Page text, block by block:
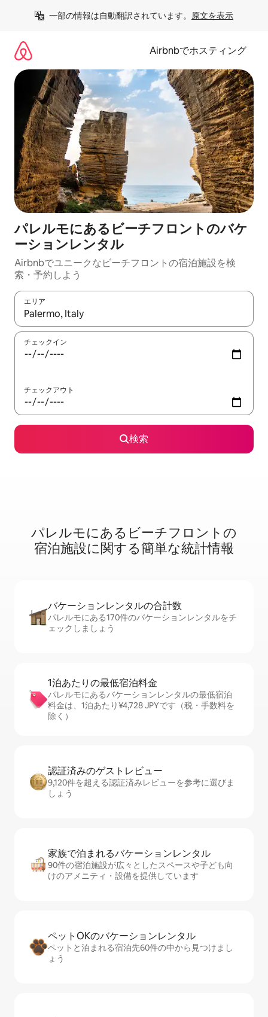
一部の情報は自動翻訳されています。 原文を表示
Airbnbでホスティング
パレルモにあるビーチフロントのバケ
ーションレンタル
Airbnbでユニークなビーチフロントの宿泊施設を検
索・予約しよう
エリア
検索結果が表示されたら、上下の矢印キーを使って移動するか
チェックイン
チェックアウト
検索
パレルモに⁠あ⁠るビ⁠ー⁠チ⁠フ⁠ロ⁠ン⁠ト⁠の
宿⁠泊⁠施⁠設⁠に関⁠す⁠る簡⁠単⁠な統⁠計⁠情⁠報
バケーションレ⁠ン⁠タ⁠ル⁠の合⁠計⁠数
パレルモにある170件のバケーションレンタルをチ
ェックしましょう
1泊あたりの最⁠低⁠宿⁠泊⁠料⁠金
パレルモにあるバケーションレンタルの最低宿泊
料金は、1泊あたり¥4,728 JPYです（税・手数料を
除く）
認証済みのゲ⁠ス⁠ト⁠レ⁠ビ⁠ュ⁠ー
9,120件を超える認証済みレビューを参考に選びま
しょう
家族で泊まれるバ⁠ケ⁠ー⁠シ⁠ョ⁠ンレ⁠ン⁠タ⁠ル
90件の宿泊施設が広々としたスペースや子ども向
けのアメニティ・設備を提供しています
ペットOKのバ⁠ケ⁠ー⁠シ⁠ョ⁠ンレ⁠ン⁠タ⁠ル
ペットと泊まれる宿泊先60件の中から見つけまし
ょう